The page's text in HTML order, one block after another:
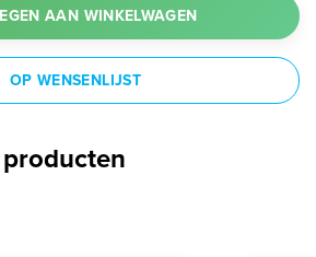
AAN WINKELWAGEN
OP WENSENLIJST